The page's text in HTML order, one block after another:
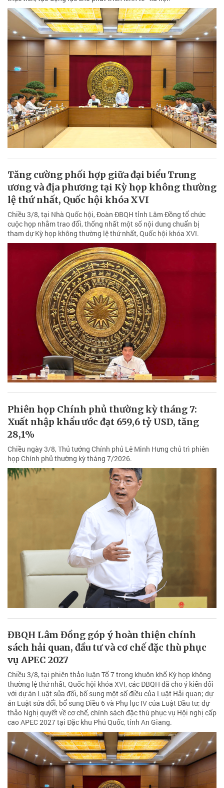
Tăng cường phối hợp giữa đại biểu Trung
ương và địa phương tại Kỳ họp không thường
lệ thứ nhất, Quốc hội khóa XVI
Chiều 3/8, tại Nhà Quốc hội, Đoàn ĐBQH tỉnh Lâm Đồng tổ chức
cuộc họp nhằm trao đổi, thống nhất một số nội dung chuẩn bị
tham dự Kỳ họp không thường lệ thứ nhất, Quốc hội khóa XVI.
Phiên họp Chính phủ thường kỳ tháng 7:
Xuất nhập khẩu ước đạt 659,6 tỷ USD, tăng
28,1%
Chiều ngày 3/8, Thủ tướng Chính phủ Lê Minh Hưng chủ trì phiên
họp Chính phủ thường kỳ tháng 7/2026.
ĐBQH Lâm Đồng góp ý hoàn thiện chính
sách hải quan, đầu tư và cơ chế đặc thù phục
vụ APEC 2027
Chiều 3/8, tại phiên thảo luận Tổ 7 trong khuôn khổ Kỳ họp không
thường lệ thứ nhất, Quốc hội khóa XVI, các ĐBQH đã cho ý kiến đối
với dự án Luật sửa đổi, bổ sung một số điều của Luật Hải quan; dự
án Luật sửa đổi, bổ sung Điều 6 và Phụ lục IV của Luật Đầu tư; dự
thảo Nghị quyết về cơ chế, chính sách đặc thù phục vụ Hội nghị cấp
cao APEC 2027 tại Đặc khu Phú Quốc, tỉnh An Giang.